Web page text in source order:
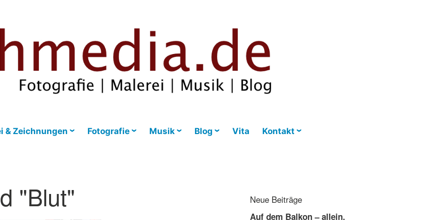
& Zeichnungen Fotografie Musik Blog Vita Kontakt
"Blut" Neue Beiträge
Auf dem Balkon – allein,